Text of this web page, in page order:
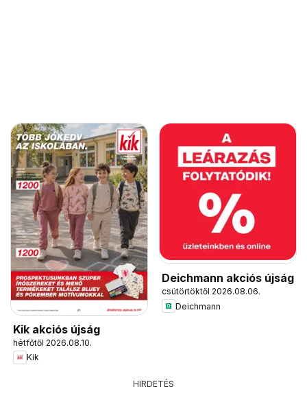
Kik akciós újság
hétfőtől 2026.08.10.
Kik
Deichmann akciós újság
csütörtöktől 2026.08.06.
Deichmann
HIRDETÉS